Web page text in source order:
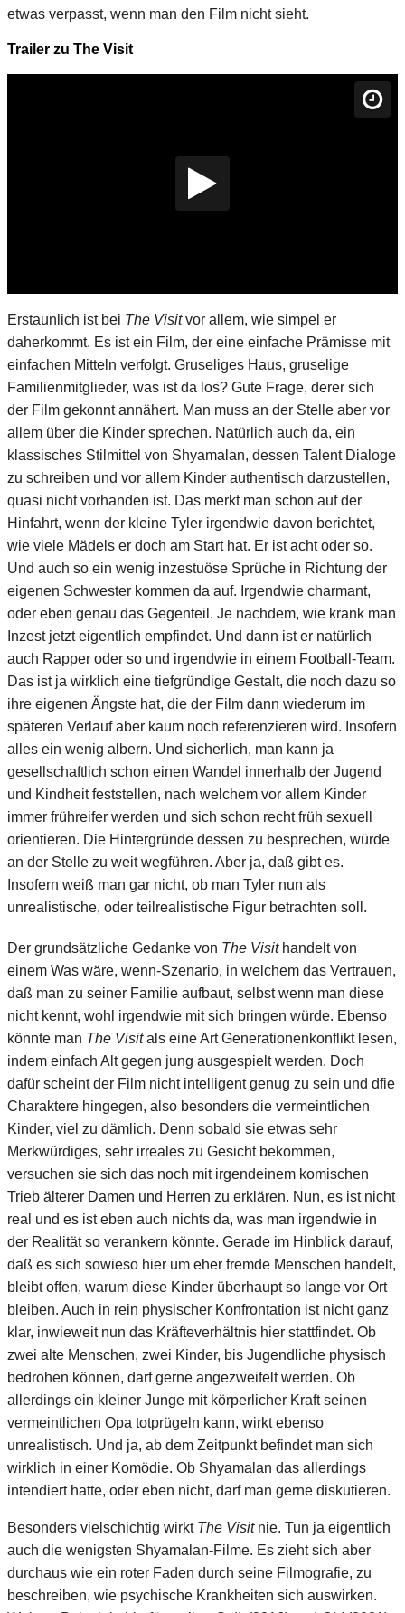
etwas verpasst, wenn man den Film nicht sieht.
Trailer zu The Visit
Erstaunlich ist bei The Visitvor allem, wie simpel er
daherkommt. Es ist ein Film, der eine einfache Prämisse mit
einfachen Mitteln verfolgt. Gruseliges Haus, gruselige
Familienmitglieder, was ist da los? Gute Frage, derer sich
der Film gekonnt annähert. Man muss an der Stelle aber vor
allem über die Kinder sprechen. Natürlich auch da, ein
klassisches Stilmittel von Shyamalan, dessen Talent Dialoge
zu schreiben und vor allem Kinder authentisch darzustellen,
quasi nicht vorhanden ist. Das merkt man schon auf der
Hinfahrt, wenn der kleine Tyler irgendwie davon berichtet,
wie viele Mädels er doch am Start hat. Er ist acht oder so.
Und auch so ein wenig inzestuöse Sprüche in Richtung der
eigenen Schwester kommen da auf. Irgendwie charmant,
oder eben genau das Gegenteil. Je nachdem, wie krank man
Inzest jetzt eigentlich empfindet. Und dann ist er natürlich
auch Rapper oder so und irgendwie in einem Football-Team.
Das ist ja wirklich eine tiefgründige Gestalt, die noch dazu so
ihre eigenen Ängste hat, die der Film dann wiederum im
späteren Verlauf aber kaum noch referenzieren wird. Insofern
alles ein wenig albern. Und sicherlich, man kann ja
gesellschaftlich schon einen Wandel innerhalb der Jugend
und Kindheit feststellen, nach welchem vor allem Kinder
immer frühreifer werden und sich schon recht früh sexuell
orientieren. Die Hintergründe dessen zu besprechen, würde
an der Stelle zu weit wegführen. Aber ja, daß gibt es.
Insofern weiß man gar nicht, ob man Tyler nun als
unrealistische, oder teilrealistische Figur betrachten soll.
Der grundsätzliche Gedanke von The Visithandelt von
einem Was wäre, wenn-Szenario, in welchem das Vertrauen,
daß man zu seiner Familie aufbaut, selbst wenn man diese
nicht kennt, wohl irgendwie mit sich bringen würde. Ebenso
könnte man The Visitals eine Art Generationenkonflikt lesen,
indem einfach Alt gegen jung ausgespielt werden. Doch
dafür scheint der Film nicht intelligent genug zu sein und dfie
Charaktere hingegen, also besonders die vermeintlichen
Kinder, viel zu dämlich. Denn sobald sie etwas sehr
Merkwürdiges, sehr irreales zu Gesicht bekommen,
versuchen sie sich das noch mit irgendeinem komischen
Trieb älterer Damen und Herren zu erklären. Nun, es ist nicht
real und es ist eben auch nichts da, was man irgendwie in
der Realität so verankern könnte. Gerade im Hinblick darauf,
daß es sich sowieso hier um eher fremde Menschen handelt,
bleibt offen, warum diese Kinder überhaupt so lange vor Ort
bleiben. Auch in rein physischer Konfrontation ist nicht ganz
klar, inwieweit nun das Kräfteverhältnis hier stattfindet. Ob
zwei alte Menschen, zwei Kinder, bis Jugendliche physisch
bedrohen können, darf gerne angezweifelt werden. Ob
allerdings ein kleiner Junge mit körperlicher Kraft seinen
vermeintlichen Opa totprügeln kann, wirkt ebenso
unrealistisch. Und ja, ab dem Zeitpunkt befindet man sich
wirklich in einer Komödie. Ob Shyamalan das allerdings
intendiert hatte, oder eben nicht, darf man gerne diskutieren.
Besonders vielschichtig wirkt The Visitnie. Tun ja eigentlich
auch die wenigsten Shyamalan-Filme. Es zieht sich aber
durchaus wie ein roter Faden durch seine Filmografie, zu
beschreiben, wie psychische Krankheiten sich auswirken.